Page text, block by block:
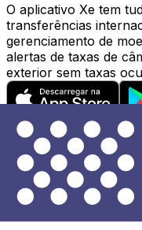
O aplicativo Xe tem
transferências
gerenciamento de
alertas de taxas de
exterior sem taxas